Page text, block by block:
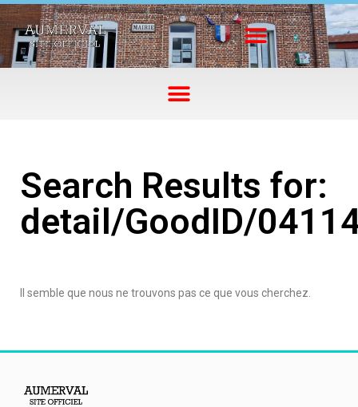
Search Results for:
detail/GoodID/
Il semble que nous ne trouvons pas ce que vous cherchez.